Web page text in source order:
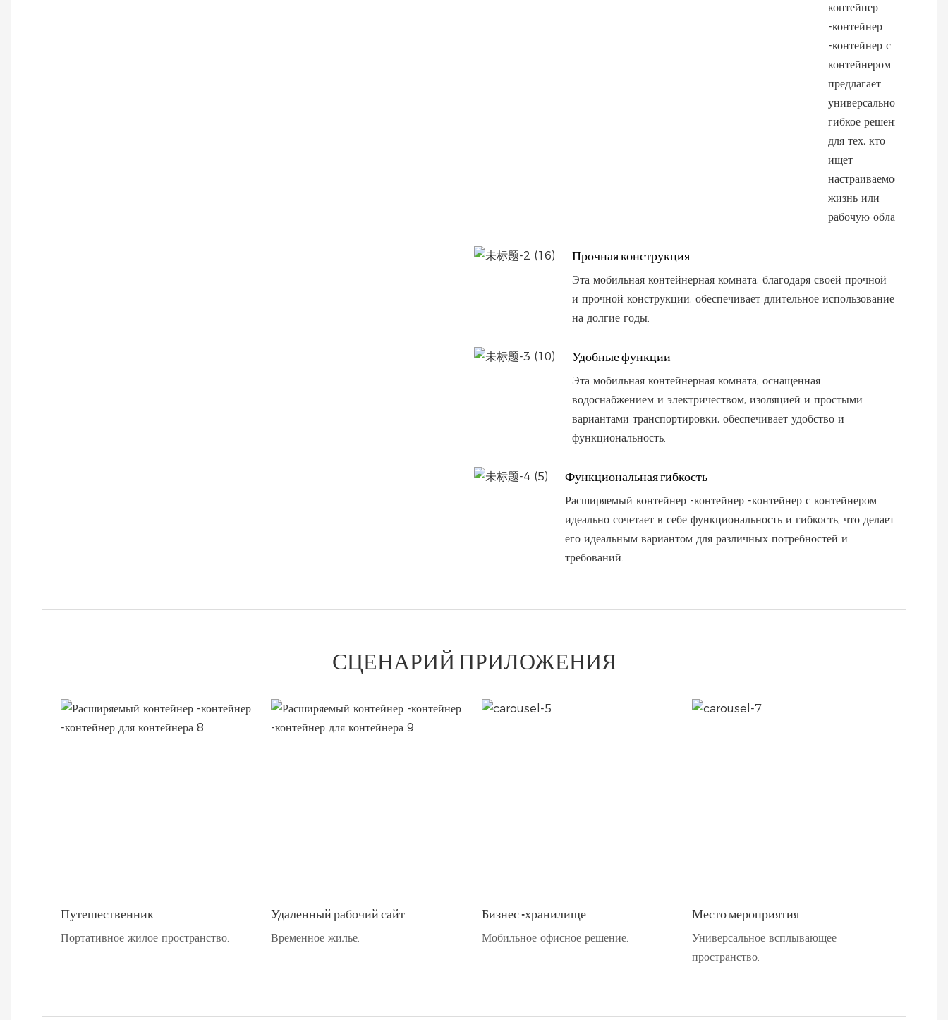
контейнер
-контейнер
-контейнер с
контейнером
предлагает
универсальное и
гибкое решение
для тех, кто
ищет
настраиваемое
жизнь или
рабочую область.
Прочная конструкция
Эта мобильная контейнерная комната, благодаря своей прочной
и прочной конструкции, обеспечивает длительное использование
на долгие годы.
Удобные функции
Эта мобильная контейнерная комната, оснащенная
водоснабжением и электричеством, изоляцией и простыми
вариантами транспортировки, обеспечивает удобство и
функциональность.
Функциональная гибкость
Расширяемый контейнер -контейнер -контейнер с контейнером
идеально сочетает в себе функциональность и гибкость, что делает
его идеальным вариантом для различных потребностей и
требований.
СЦЕНАРИЙ ПРИЛОЖЕНИЯ
Путешественник
Портативное жилое пространство.
Удаленный рабочий сайт
Временное жилье.
Бизнес -хранилище
Мобильное офисное решение.
Место мероприятия
Универсальное всплывающее
пространство.